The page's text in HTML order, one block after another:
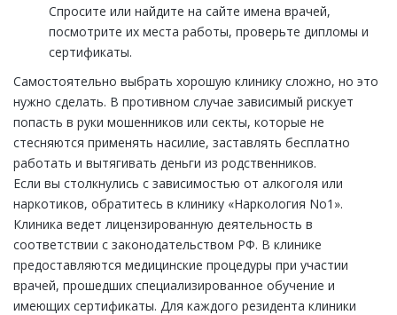
Спросите или найдите на сайте имена врачей,
посмотрите их места работы, проверьте дипломы и
сертификаты.
Самостоятельно выбрать хорошую клинику сложно, но это
нужно сделать. В противном случае зависимый рискует
попасть в руки мошенников или секты, которые не
стесняются применять насилие, заставлять бесплатно
работать и вытягивать деньги из родственников.
Если вы столкнулись с зависимостью от алкоголя или
наркотиков, обратитесь в клинику «Наркология No1».
Клиника ведет лицензированную деятельность в
соответствии с законодательством РФ. В клинике
предоставляются медицинские процедуры при участии
врачей, прошедших специализированное обучение и
имеющих сертификаты. Для каждого резидента клиники